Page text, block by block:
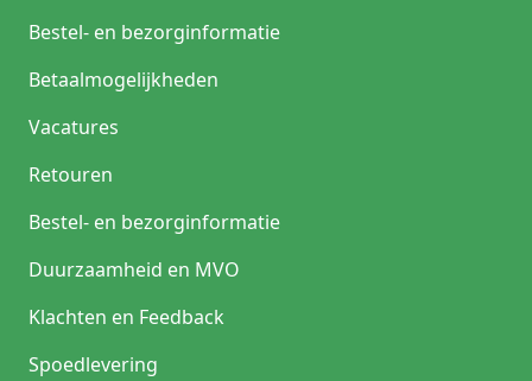
Bestel- en bezorginformatie
Betaalmogelijkheden
Vacatures
Retouren
Bestel- en bezorginformatie
Duurzaamheid en MVO
Klachten en Feedback
Spoedlevering